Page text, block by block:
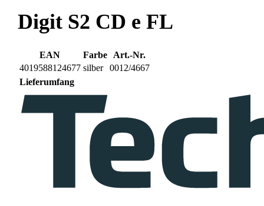
Digit S2 CD e FL
EAN Farbe
Art.-Nr.
4019588124677 silber
0012/4667
Lieferumfang